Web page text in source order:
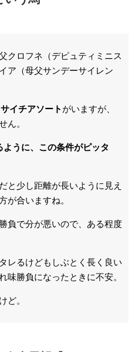
クロフネ（デピュティミニス
ア（母父サンデーサイレン
イチアソート がいますが、
ん。
うに、この条件がピッタ
と少し距離が長いように見え
が合いますね。
負で分が悪いので、ある程度
レるけどもしぶとく長く良い
味勝負になったときに不安。
ど。